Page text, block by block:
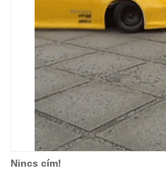
Nincs cím!